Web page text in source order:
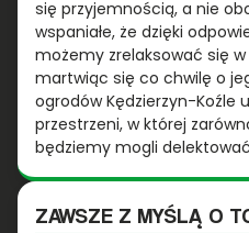
się przyjemnością, a nie
wspaniałe, że dzięki
możemy zrelaksować się
martwiąc się co chwilę o
ogrodów Kędzierzyn-Koźle
przestrzeni, w której
będziemy mogli
ZAWSZE Z MYŚLĄ O